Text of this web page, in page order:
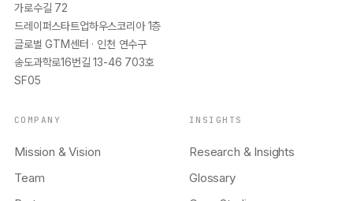
가로수길 72
드레이퍼스타트업하우스코리아 1층
글로벌 GTM센터 · 인천 연수구
송도과학로16번길 13-46 703호
SF05
COMPANY
Mission & Vision
Team
INSIGHTS
Research & Insights
Glossary